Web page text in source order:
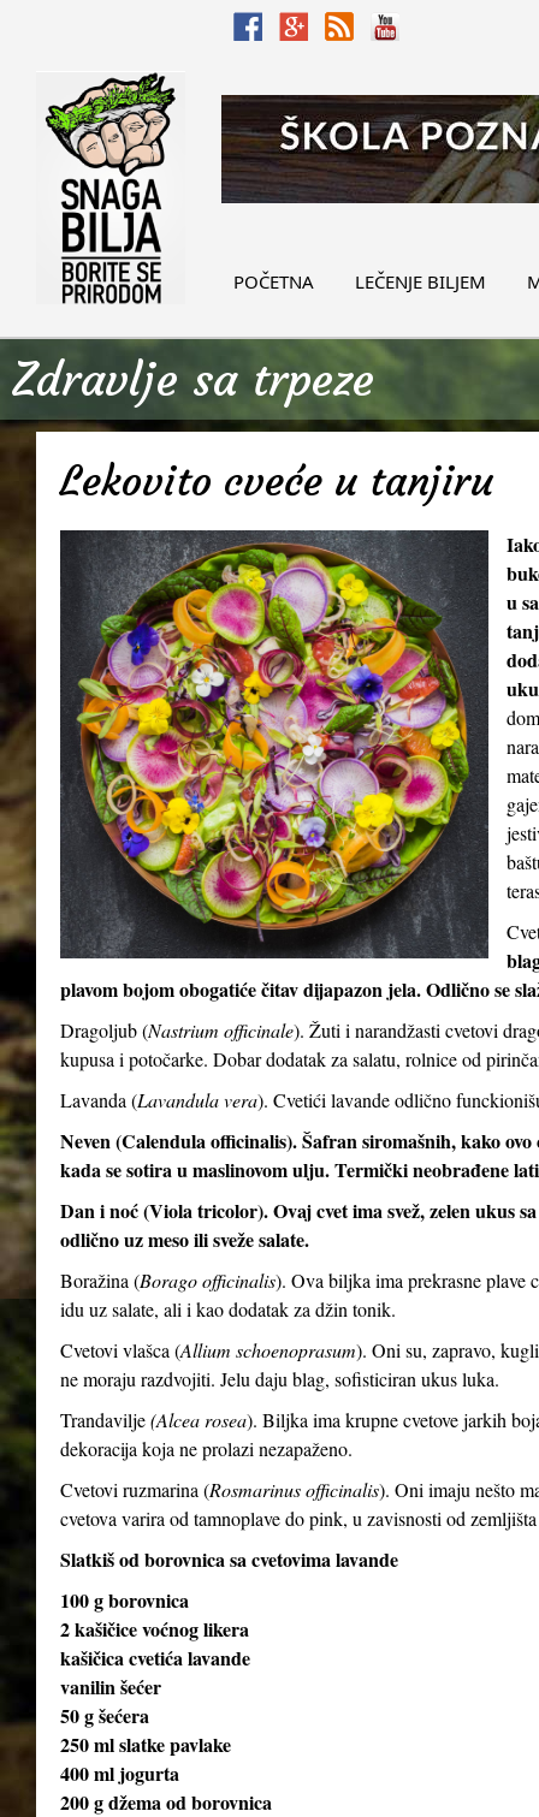
POČETNA LEČENJE BILJEM
Zdravlje sa trpeze
Lekovito cveće u tanjiru
u
plavom bojom obogatiće čitav dijapazon jela. Odlično se
Dragoljub (Nastrium officinale). Žuti i narandžasti cvetovi
kupusa i potočarke. Dobar dodatak za salatu, rolnice od
Lavanda (Lavandula vera). Cvetići lavande odlično
Neven (Calendula officinalis). Šafran siromašnih, kako
kada se sotira u maslinovom ulju. Termički neobrađene
Dan i noć (Viola tricolor). Ovaj cvet ima svež, zelen ukus
odlično uz meso ili sveže salate.
Boražina (Borago officinalis). Ova biljka ima prekrasne plave
idu uz salate, ali i kao dodatak za džin tonik.
Cvetovi vlašca (Allium schoenoprasum). Oni su, zapravo,
ne moraju razdvojiti. Jelu daju blag, sofisticiran ukus luka.
Trandavilje(Alcea rosea). Biljka ima krupne cvetove jarkih
dekoracija koja ne prolazi nezapaženo.
Cvetovi ruzmarina (Rosmarinus officinalis). Oni imaju nešto
cvetova varira od tamnoplave do pink, u zavisnosti od
Slatkiš od borovnica sa cvetovima lavande
100 g borovnica
2 kašičice voćnog likera
kašičica cvetića lavande
vanilin šećer
50 g šećera
250 ml slatke pavlake
400 ml jogurta
200 g džema od borovnica